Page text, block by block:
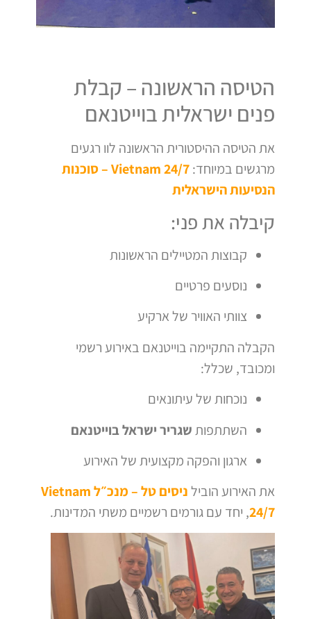
הטיסה הראשונה – קבלת
פנים ישראלית בוייטנאם
את הטיסה ההיסטורית הראשונה לוו רגעים
מרגשים במיוחד:
Vietnam 24/7 – סוכנות
הנסיעות הישראלית
קיבלה את פני:
קבוצות המטיילים הראשונות
נוסעים פרטיים
צוותי האוויר של ארקיע
הקבלה התקיימה בוייטנאם באירוע רשמי
ומכובד, שכלל:
נוכחות של עיתונאים
השתתפותשגריר ישראל בוייטנאם
ארגון והפקה מקצועית של האירוע
את האירוע הוביל
ניסים טל – מנכ״ל Vietnam
24/7, יחד עם גורמים רשמיים משתי המדינות.